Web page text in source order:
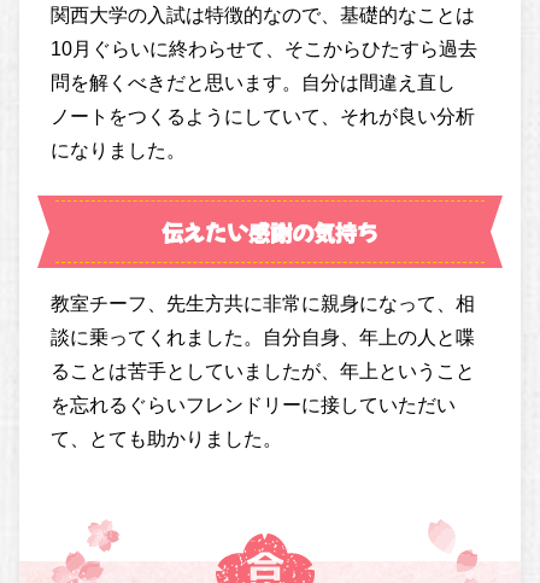
関西大学の入試は特徴的なので、基礎的なことは
10月ぐらいに終わらせて、そこからひたすら過去
問を解くべきだと思います。自分は間違え直し
ノートをつくるようにしていて、それが良い分析
になりました。
伝えたい感謝の気持ち
教室チーフ、先生方共に非常に親身になって、相
談に乗ってくれました。自分自身、年上の人と喋
ることは苦手としていましたが、年上ということ
を忘れるぐらいフレンドリーに接していただい
て、とても助かりました。